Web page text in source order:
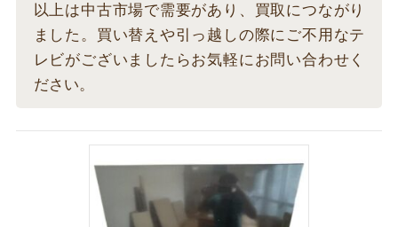
以上は中古市場で需要があり、買取につながり
ました。買い替えや引っ越しの際にご不用なテ
レビがございましたらお気軽にお問い合わせく
ださい。